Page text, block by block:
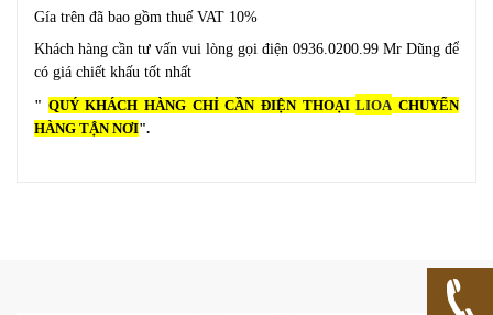
Gía trên đã bao gồm thuế VAT 10%
Khách hàng cần tư vấn vui lòng gọi điện 0936.0200.99 Mr Dũng để
có giá chiết khấu tốt nhất
" QUÝ KHÁCH HÀNG CHỈ CẦN ĐIỆN THOẠILIOA CHUYỂN
HÀNG TẬN NƠI".